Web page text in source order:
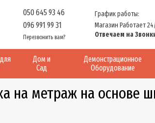
050 645 93 46
096 991 99 31
Перезвонить вам?
График работы:
Магазин Работает
Отвечаем на
Дом и
Сад
Демонстрационное
Оборудование
на метраж на основе